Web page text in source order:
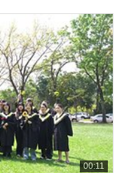
00:11